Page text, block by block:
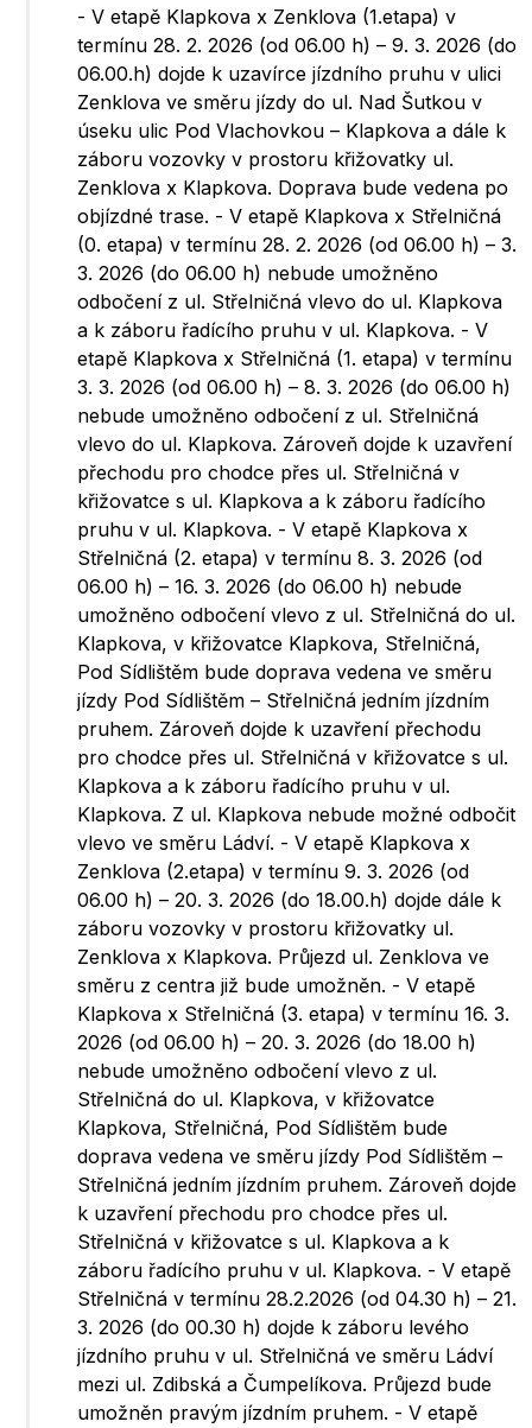
- V etapě Klapkova x Zenklova (1.etapa) v
termínu 28. 2. 2026 (od 06.00 h) – 9. 3. 2026 (do
06.00.h) dojde k uzavírce jízdního pruhu v ulici
Zenklova ve směru jízdy do ul. Nad Šutkou v
úseku ulic Pod Vlachovkou – Klapkova a dále k
záboru vozovky v prostoru křižovatky ul.
Zenklova x Klapkova. Doprava bude vedena po
objízdné trase. - V etapě Klapkova x Střelničná
(0. etapa) v termínu 28. 2. 2026 (od 06.00 h) – 3.
3. 2026 (do 06.00 h) nebude umožněno
odbočení z ul. Střelničná vlevo do ul. Klapkova
a k záboru řadícího pruhu v ul. Klapkova. - V
etapě Klapkova x Střelničná (1. etapa) v termínu
3. 3. 2026 (od 06.00 h) – 8. 3. 2026 (do 06.00 h)
nebude umožněno odbočení z ul. Střelničná
vlevo do ul. Klapkova. Zároveň dojde k uzavření
přechodu pro chodce přes ul. Střelničná v
křižovatce s ul. Klapkova a k záboru řadícího
pruhu v ul. Klapkova. - V etapě Klapkova x
Střelničná (2. etapa) v termínu 8. 3. 2026 (od
06.00 h) – 16. 3. 2026 (do 06.00 h) nebude
umožněno odbočení vlevo z ul. Střelničná do ul.
Klapkova, v křižovatce Klapkova, Střelničná,
Pod Sídlištěm bude doprava vedena ve směru
jízdy Pod Sídlištěm – Střelničná jedním jízdním
pruhem. Zároveň dojde k uzavření přechodu
pro chodce přes ul. Střelničná v křižovatce s ul.
Klapkova a k záboru řadícího pruhu v ul.
Klapkova. Z ul. Klapkova nebude možné odbočit
vlevo ve směru Ládví. - V etapě Klapkova x
Zenklova (2.etapa) v termínu 9. 3. 2026 (od
06.00 h) – 20. 3. 2026 (do 18.00.h) dojde dále k
záboru vozovky v prostoru křižovatky ul.
Zenklova x Klapkova. Průjezd ul. Zenklova ve
směru z centra již bude umožněn. - V etapě
Klapkova x Střelničná (3. etapa) v termínu 16. 3.
2026 (od 06.00 h) – 20. 3. 2026 (do 18.00 h)
nebude umožněno odbočení vlevo z ul.
Střelničná do ul. Klapkova, v křižovatce
Klapkova, Střelničná, Pod Sídlištěm bude
doprava vedena ve směru jízdy Pod Sídlištěm –
Střelničná jedním jízdním pruhem. Zároveň dojde
k uzavření přechodu pro chodce přes ul.
Střelničná v křižovatce s ul. Klapkova a k
záboru řadícího pruhu v ul. Klapkova. - V etapě
Střelničná v termínu 28.2.2026 (od 04.30 h) – 21.
3. 2026 (do 00.30 h) dojde k záboru levého
jízdního pruhu v ul. Střelničná ve směru Ládví
mezi ul. Zdibská a Čumpelíkova. Průjezd bude
umožněn pravým jízdním pruhem. - V etapě